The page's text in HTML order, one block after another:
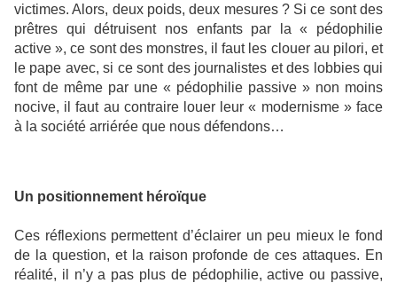
victimes. Alors, deux poids, deux mesures ? Si ce sont des
prêtres qui détruisent nos enfants par la « pédophilie
active », ce sont des monstres, il faut les clouer au pilori, et
le pape avec, si ce sont des journalistes et des lobbies qui
font de même par une « pédophilie passive » non moins
nocive, il faut au contraire louer leur « modernisme » face
à la société arriérée que nous défendons…
Un positionnement héroïque
Ces réflexions permettent d’éclairer un peu mieux le fond
de la question, et la raison profonde de ces attaques. En
réalité, il n’y a pas plus de pédophilie, active ou passive,